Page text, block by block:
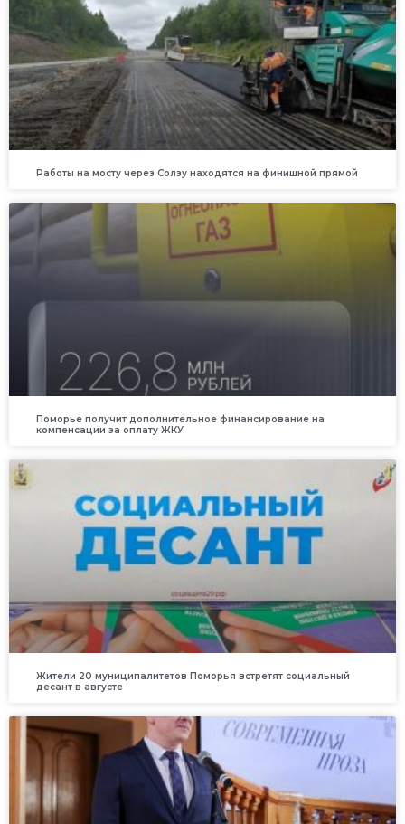
Работы на мосту через Солзу находятся на финишной прямой
Поморье получит дополнительное финансирование на
компенсации за оплату ЖКУ
Жители 20 муниципалитетов Поморья встретят социальный
десант в августе